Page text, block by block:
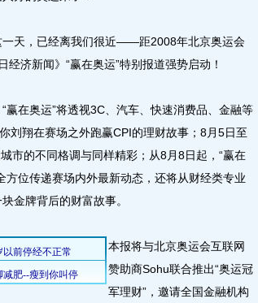
天，已经离我们很近——距2008年北京奥运会
济新闻》“赢在奥运”特别报道强势启动！
在奥运”将透视3C、汽车、快速消费品、金融等
刘翔在赛场之外跑赢CPI的理财故事；8月5日至
市的不同格调与同样精彩；从8月8日起，“赢在
方位传递赛场内外最新动态，还将从财经类专业
金牌背后的财富故事。
本报将与北京奥运会互联网
赞助商Sohu联合推出“奥运冠
军理财”，邀请全国金融机构